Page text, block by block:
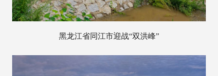
黑龙江省同江市迎战“双洪峰”